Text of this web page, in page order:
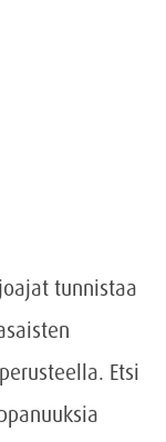
tunnistaa
Etsi